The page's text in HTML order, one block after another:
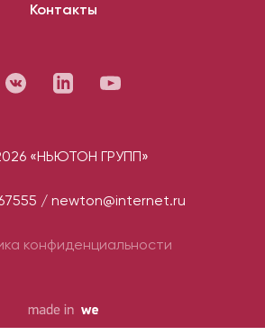
Контакты
«НЬЮТОН ГРУПП»
/ newton@internet.ru
конфиденциальности